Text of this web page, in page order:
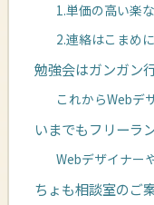
1.単価の高い楽
2.連絡はこまめに
勉強会はガンガン
これからWebデ
いまでもフリーラ
Webデザイナー
ちょも相談室のご